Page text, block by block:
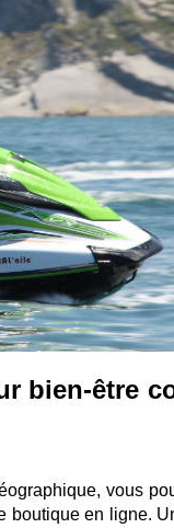
bien-être
vous
boutique en ligne.